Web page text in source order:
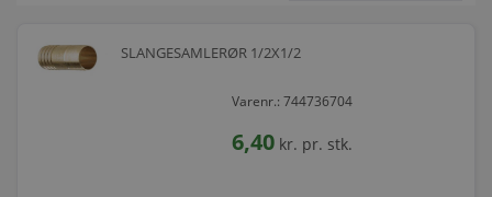
SLANGESAMLERØR 1/2X1/2
Varenr.: 744736704
6,40 kr. pr. stk.